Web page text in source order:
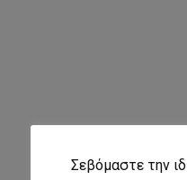
Σεβόμαστε την